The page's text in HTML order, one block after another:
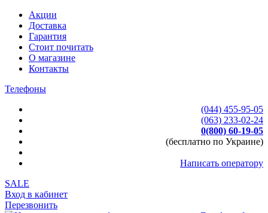
Акции
Доставка
Гарантия
Стоит почитать
О магазине
Контакты
Телефоны
(044) 455-95-05
(063) 233-02-24
0(800) 60-19-05
(бесплатно по Украине)
Написать оператору
SALE
Вход в кабинет
Перезвонить